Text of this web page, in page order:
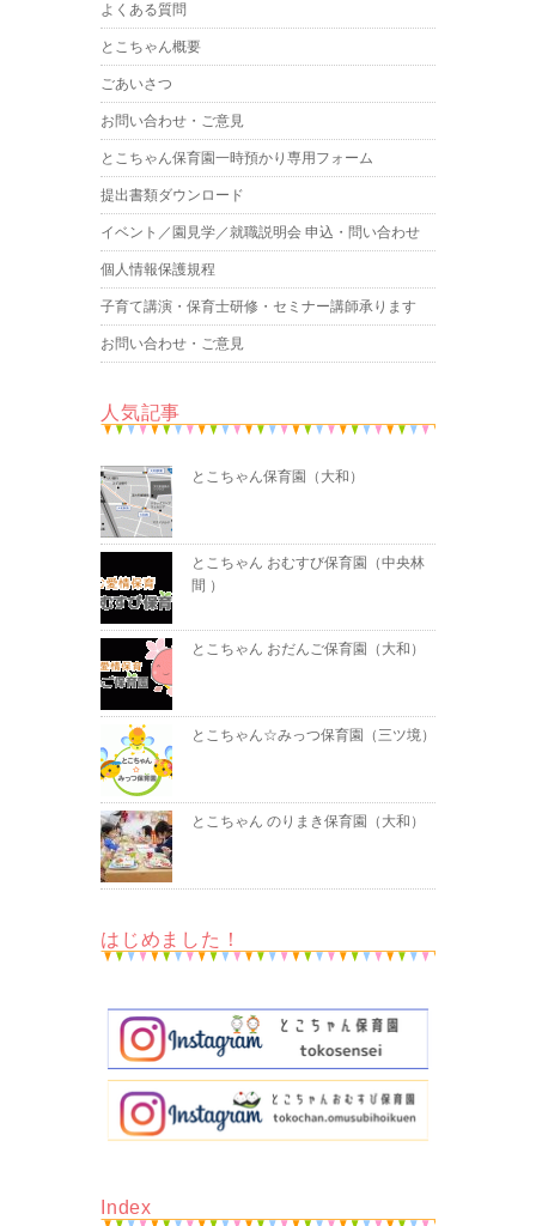
よくある質問
とこちゃん概要
ごあいさつ
お問い合わせ・ご意見
とこちゃん保育園一時預かり専用フォーム
提出書類ダウンロード
イベント／園見学／就職説明会 申込・問い合わせ
個人情報保護規程
子育て講演・保育士研修・セミナー講師承ります
お問い合わせ・ご意見
人気記事
とこちゃん保育園（大和）
とこちゃん おむすび保育園（中央林
間 ）
とこちゃん おだんご保育園（大和）
とこちゃん☆みっつ保育園（三ツ境）
とこちゃん のりまき保育園（大和）
はじめました！
Index